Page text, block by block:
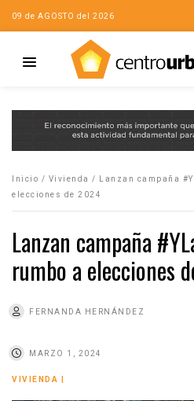
09 de AGOSTO del 2026
Inicio / Vivienda /
Lanzan campaña
elecciones de 2024
Lanzan campaña
rumbo a elecciones
FERNANDA HERNÁNDEZ
MARZO 1, 2024
VIVIENDA